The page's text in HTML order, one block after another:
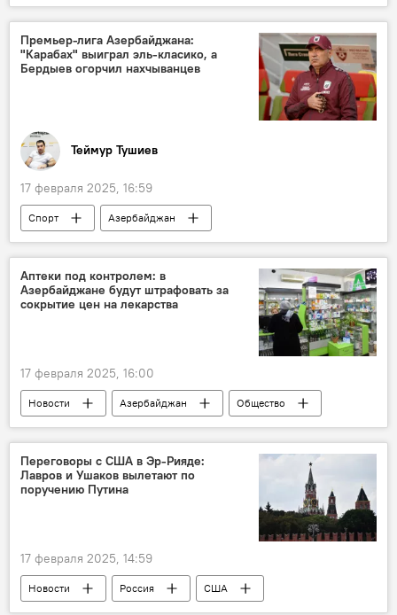
Ильхам Алиев
Президент
Пресс-секретарь президента Азербайджана Азер Гасымов
Отставка
биография
Премьер-лига Азербайджана:
"Карабах" выиграл эль-класико, а
Бердыев огорчил нахчыванцев
Теймур Тушиев
17 февраля 2025, 16:59
Спорт
Азербайджан
российский тренер Курбан Бердыев
ФК "Сумгайыт"
ФК "Туран-Товуз"
Агдам
Аптеки под контролем: в
Азербайджане будут штрафовать за
сокрытие цен на лекарства
17 февраля 2025, 16:00
Новости Азербайджан
Общество
лекарство
Рецепты
аптека
Штрафы
Кодекс об административных проступках
Переговоры с США в Эр-Рияде:
Лавров и Ушаков вылетают по
поручению Путина
17 февраля 2025, 14:59
Новости Россия
США